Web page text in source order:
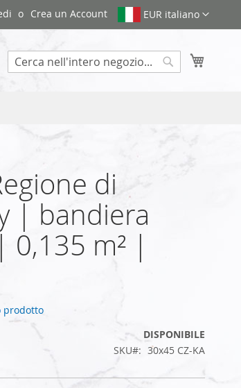
EUR italiano
Crea un Account
di
| bandiera
0,135 m² |
prodotto
DISPONIBILE
SKU
30x45 CZ-KA